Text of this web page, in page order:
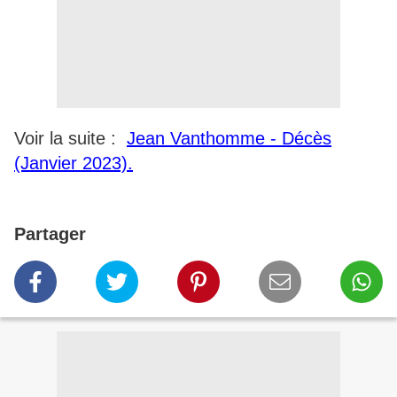
Voir la suite : Jean Vanthomme - Décès
(Janvier 2023).
Partager